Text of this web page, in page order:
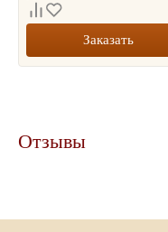
Заказать
Отзывы